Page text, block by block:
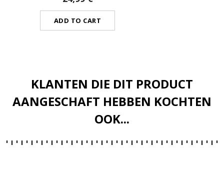
ADD TO CART
KLANTEN DIE DIT PRODUCT
AANGESCHAFT HEBBEN KOCHTEN
OOK...